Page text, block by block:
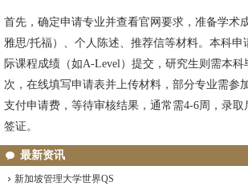
首先，确定申请专业并查看官网要求，准备学术
雅思/托福）、个人陈述、推荐信等材料。本科申
际课程成绩（如A-Level）提交，研究生则需本
次，在线填写申请表并上传材料，部分专业需参
支付申请费，等待审核结果，通常需4-6周，录取
签证。
最新资讯
新加坡管理大学世界QS